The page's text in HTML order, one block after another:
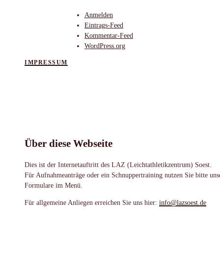
Anmelden
Eintrags-Feed
Kommentar-Feed
WordPress.org
IMPRESSUM
Über diese Webseite
Dies ist der Internetauftritt des LAZ (Leichtathletikzentrum) Soest.
Für Aufnahmeanträge oder ein Schnuppertraining nutzen Sie bitte
Formulare im Menü.
Für allgemeine Anliegen erreichen Sie uns hier: info@lazsoest.de